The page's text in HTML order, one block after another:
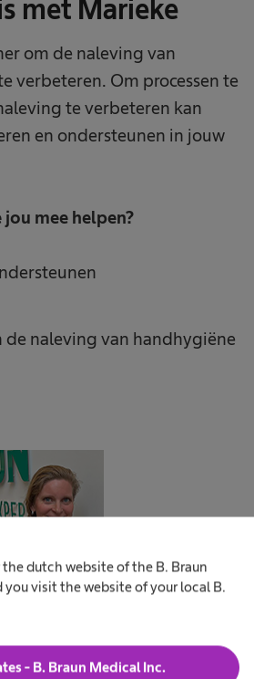
dutch website of the B. Braun
you visit the website of your local B.
- B. Braun Medical Inc.
met Marieke
om de naleving van
verbeteren. Om processen te
te verbeteren kan
en ondersteunen in jouw
mee helpen?
de naleving van handhygiëne
Janssen
consulent